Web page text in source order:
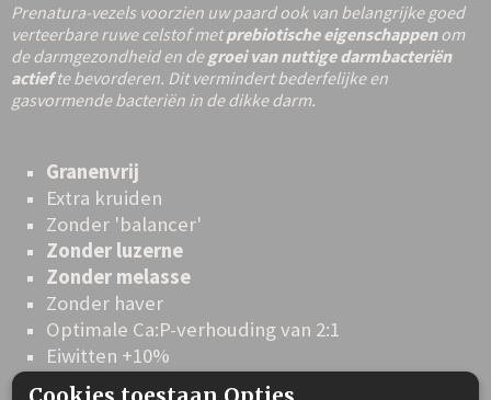
Prenatura-vezels voorzien uw paard ook van belangrijke goed
verteerbare ruwe celstof metprebiotische eigenschappenom
de darmgezondheid en degroei van nuttige darmbacteriën
actiefte bevorderen. Dit vermindert bederfelijke en
gasvormende bacteriën in de dikke darm.
Granenvrij
Extra kruiden
Zonder 'balancer'
Zonder luzerne
Zonder melasse
Zonder haver
Optimale Ca:P-verhouding van 2:1
Eiwitten +10%
Fructaanarm -6%